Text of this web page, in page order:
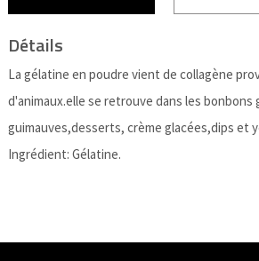
Détails
La gélatine en poudre vient de collagène
d'animaux.elle se retrouve dans les bonbons
guimauves,desserts, crème glacées,dips et
Ingrédient: Gélatine.